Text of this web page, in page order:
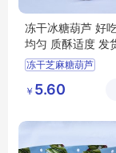
冻干冰糖葫芦 好
均匀 质酥适度 发
冻干芝麻糖葫芦
冻干冰糖葫芦
冻干冰糖葫芦厂家
￥ 5.60